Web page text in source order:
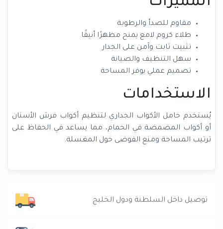
مقاوم للصدأ والرطوبة
طلاء كروم لامع يمنح مظهرًا أنيقًا
تثبيت ثابت وآمن على الجدار
سهل التنظيف والصيانة
تصميم عملي يوفر المساحة
الاستخدامات
يُستخدم حامل الأكواب الجداري لتنظيم أكواب فرش الأسنان
أو أكواب المضمضة في الحمام، مما يساعد في الحفاظ على
ترتيب المساحة ومنع الفوضى حول المغسلة.
توصيل داخل السلطنة ودول الخليج